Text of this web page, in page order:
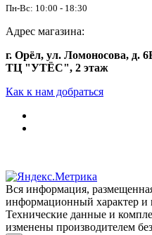
Пн-Вс: 10:00 - 18:30
Адрес магазина:
г. Орёл, ул. Ломоносова, д.
ТЦ "УТЁС", 2 этаж
Как к нам добраться
Вся информация,
информационный характер и
Технические данные и
изменены производителем